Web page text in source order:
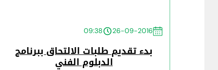
26-09-2016
09:38
بدء تقديم طلبات الالتحاق ببرنامج
الدبلوم الفني